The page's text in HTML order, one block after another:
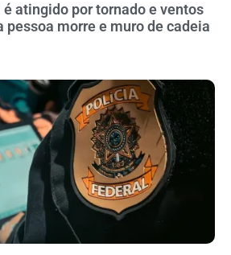
é atingido por tornado e ventos
pessoa morre e muro de cadeia